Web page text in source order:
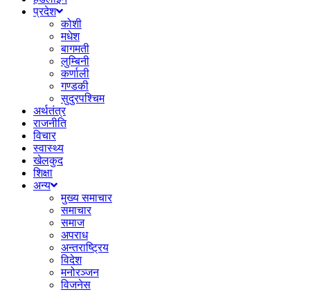
प्रदेश
कोशी
मधेश
बागमती
लुम्बिनी
कर्णाली
गण्डकी
सुदुरपश्चिम
अर्थतंत्र
राजनीति
विचार
स्वास्थ्य
खेलकुद
शिक्षा
अन्य
मुख्य समाचार
समाचार
समाज
अपराध
अन्तराष्ट्रिय
विदेश
मनोरञ्जन
विजनेस